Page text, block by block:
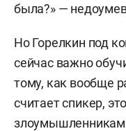
была?» —
Но Горелкин под
сейчас важно
тому, как вообще
считает спикер,
злоумышленникам